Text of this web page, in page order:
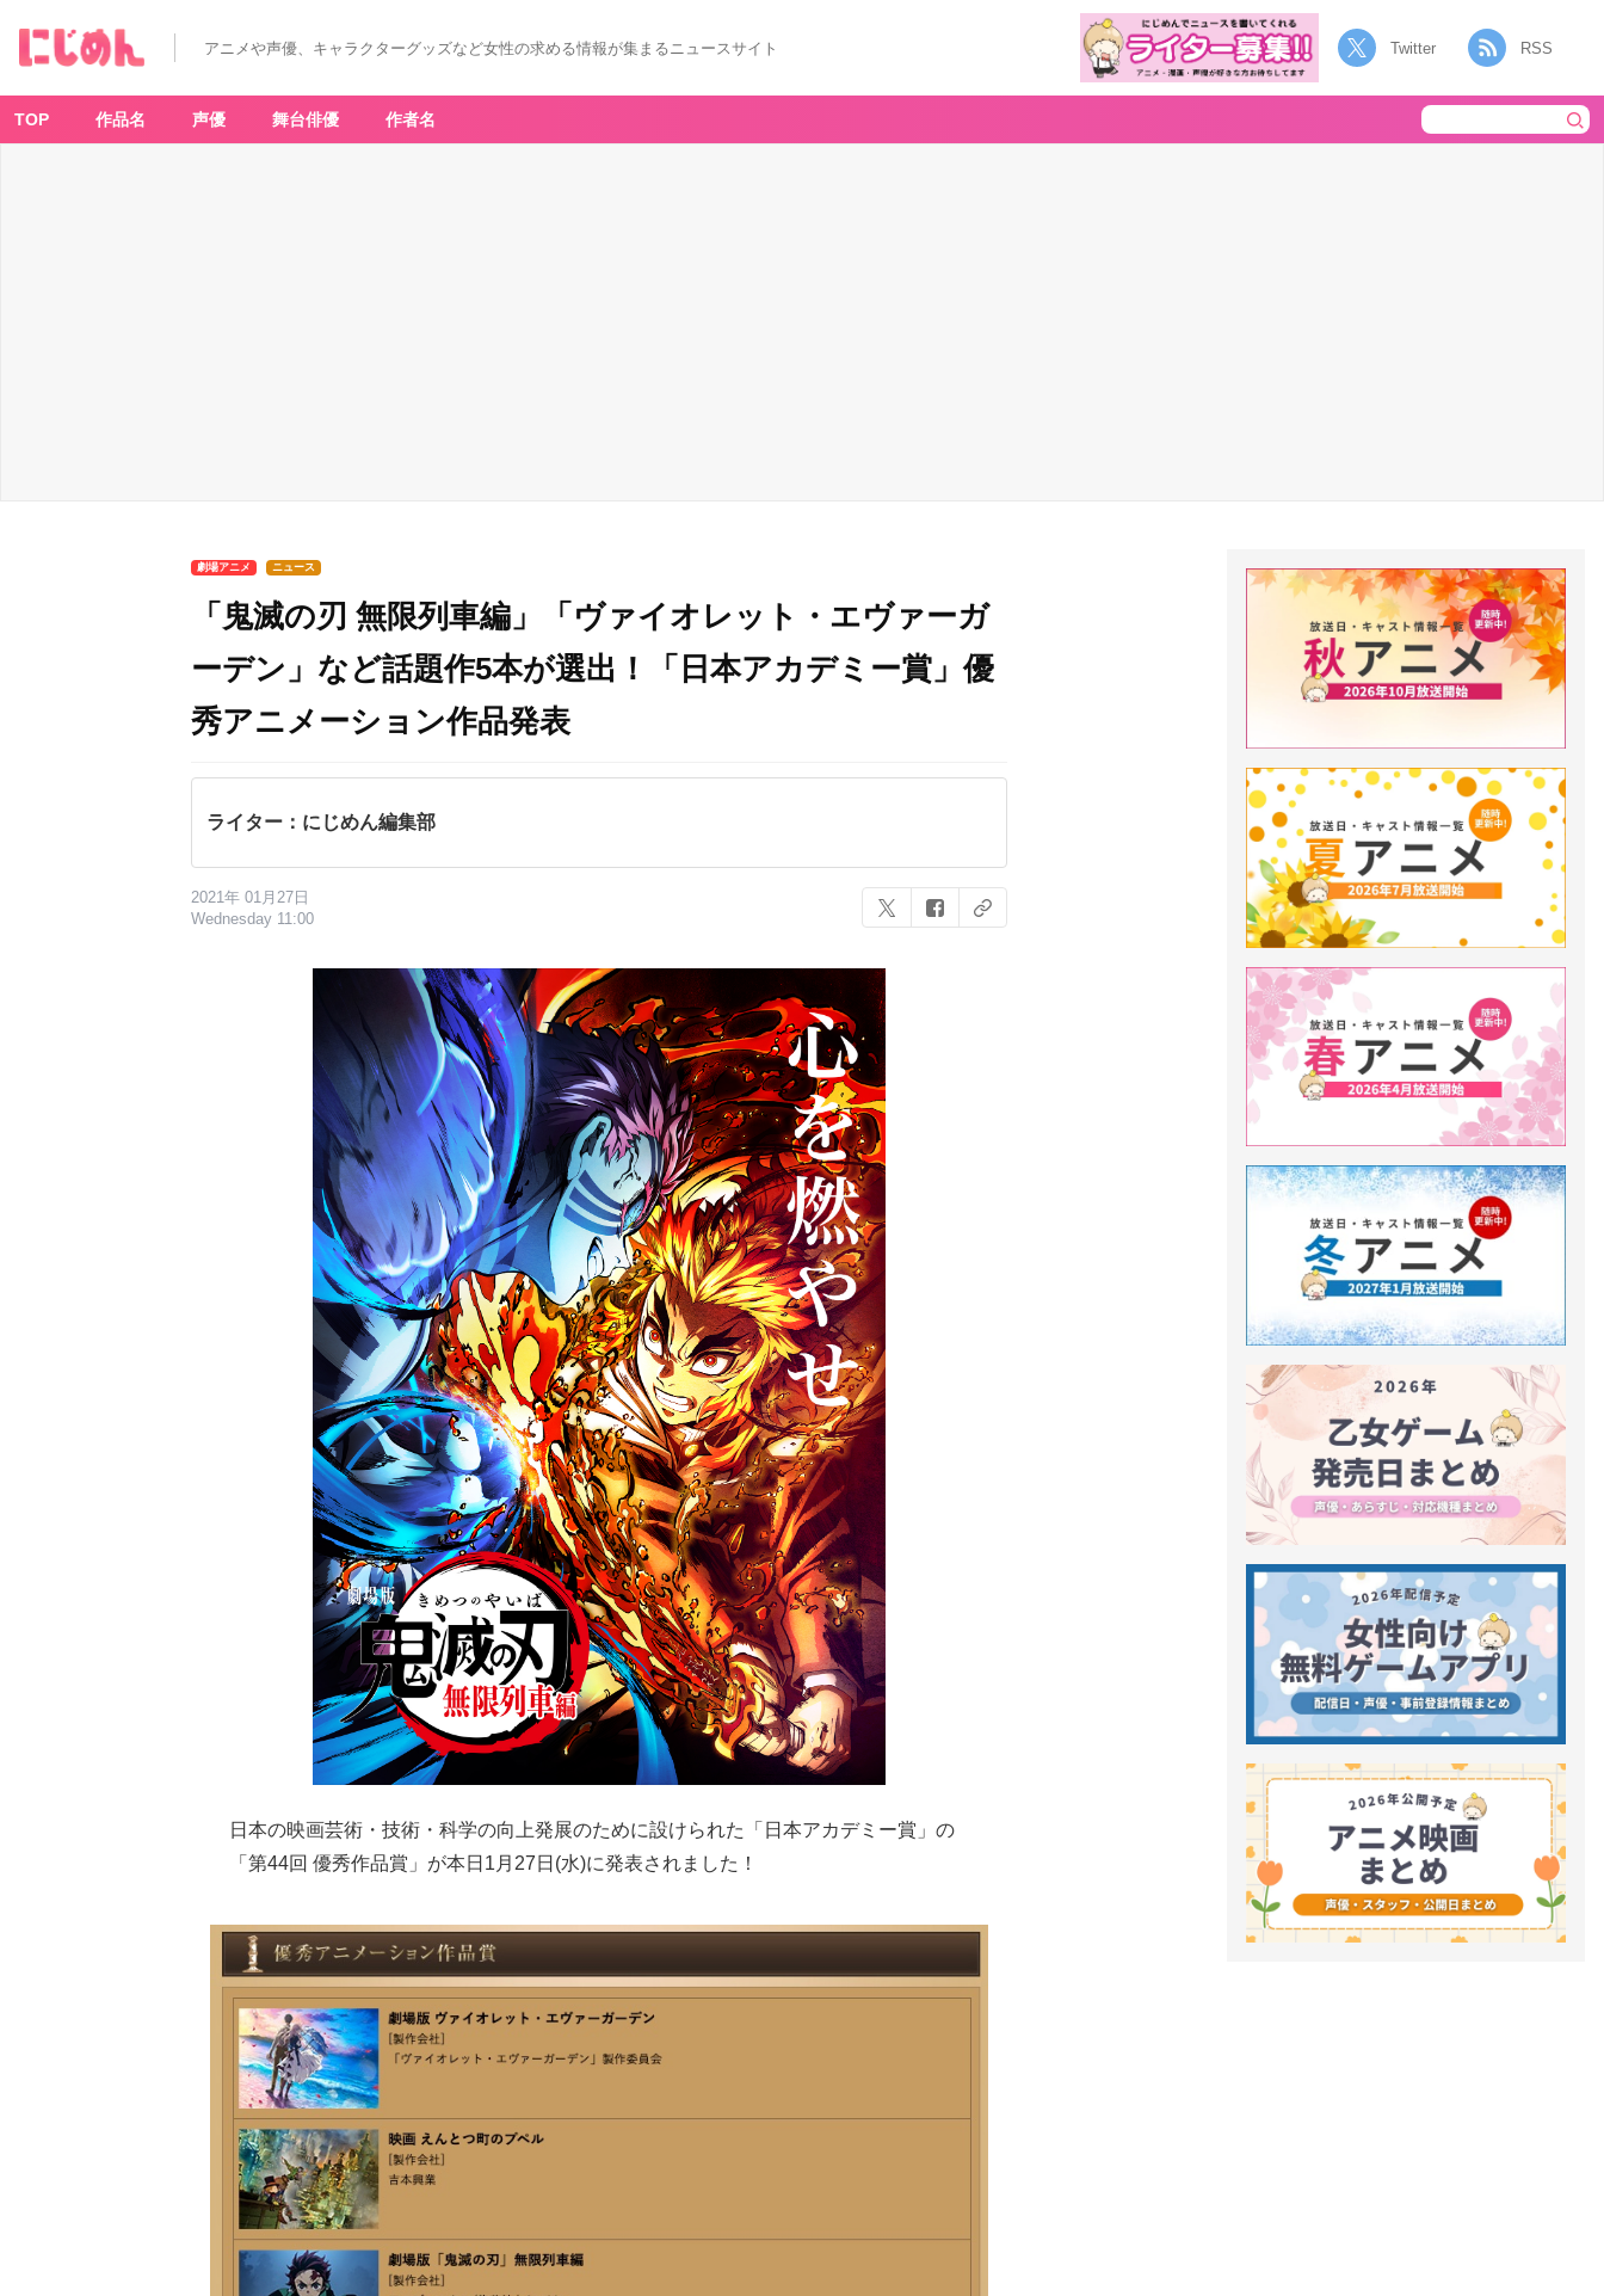
アニメや声優、キャラクターグッズなど女性の求める情報が集まるニュースサイト Twitter RSS
TOP 作品名 声優 舞台俳優 作者名
劇場アニメ ニュース
「鬼滅の刃 無限列車編」「ヴァイオレット・エヴァーガ
ーデン」など話題作5本が選出！「日本アカデミー賞」優
秀アニメーション作品発表
ライター：にじめん編集部
2021年 01月27日
Wednesday 11:00
日本の映画芸術・技術・科学の向上発展のために設けられた「日本アカデミー賞」の
「第44回 優秀作品賞」が本日1月27日(水)に発表されました！